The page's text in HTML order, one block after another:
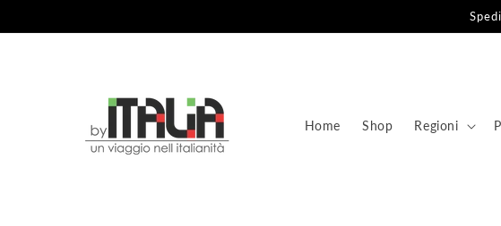
ai contenuti
Home Shop Regioni